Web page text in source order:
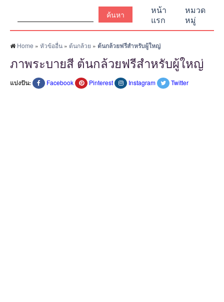
หน้า
แรก
หมวด
หมู่
Home » หัวข้ออื่น » ต้นกล้วย » ต้นกล้วยฟรีสำหรับผู้ใหญ่
ภาพระบายสี ต้นกล้วยฟรีสำหรับผู้ใหญ่
แบ่งปัน: Facebook Pinterest Instagram Twitter